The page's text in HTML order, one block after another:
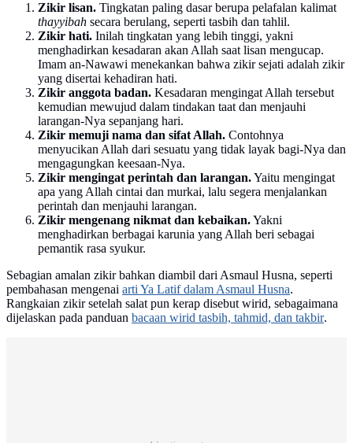
Zikir lisan. Tingkatan paling dasar berupa pelafalan kalimat
thayyibah secara berulang, seperti tasbih dan tahlil.
Zikir hati. Inilah tingkatan yang lebih tinggi, yakni
menghadirkan kesadaran akan Allah saat lisan mengucap.
Imam an-Nawawi menekankan bahwa zikir sejati adalah zikir
yang disertai kehadiran hati.
Zikir anggota badan. Kesadaran mengingat Allah tersebut
kemudian mewujud dalam tindakan taat dan menjauhi
larangan-Nya sepanjang hari.
Zikir memuji nama dan sifat Allah. Contohnya
menyucikan Allah dari sesuatu yang tidak layak bagi-Nya dan
mengagungkan keesaan-Nya.
Zikir mengingat perintah dan larangan.Yaitu mengingat
apa yang Allah cintai dan murkai, lalu segera menjalankan
perintah dan menjauhi larangan.
Zikir mengenang nikmat dan kebaikan.Yakni
menghadirkan berbagai karunia yang Allah beri sebagai
pemantik rasa syukur.
Sebagian amalan zikir bahkan diambil dari Asmaul Husna, seperti
pembahasan mengenai arti Ya Latif dalam Asmaul Husna.
Rangkaian zikir setelah salat pun kerap disebut wirid, sebagaimana
dijelaskan pada panduan bacaan wirid tasbih, tahmid, dan takbir.